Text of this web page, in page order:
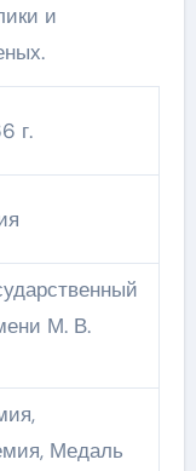
и
г.
М. В.
Медаль